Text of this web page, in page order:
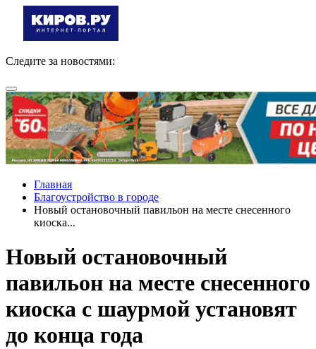
Следите за новостями:
Главная
Благоустройство в городе
Новый остановочный павильон на месте снесенного
киоска...
Новый остановочный
павильон на месте снесенного
киоска с шаурмой установят
до конца года